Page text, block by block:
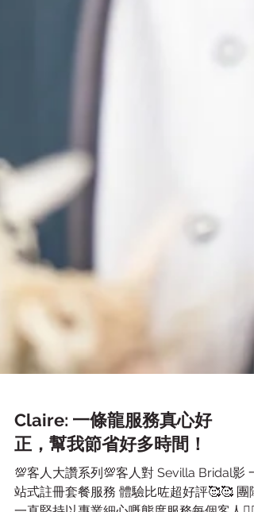
Claire: 一條龍服務真心好
正，幫我節省好多時間！
💯客人大讚系列💯客人對 Sevilla Bridal影 一